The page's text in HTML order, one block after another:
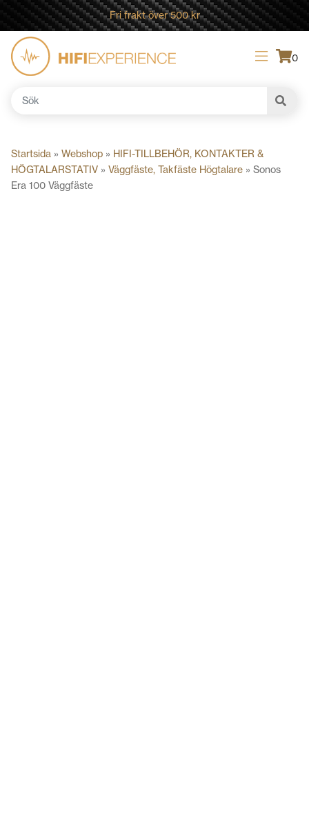
Fri frakt över 500 kr
0
Sök
Startsida » Webshop » HIFI-TILLBEHÖR, KONTAKTER &
HÖGTALARSTATIV » Väggfäste, Takfäste Högtalare » Sonos
Era 100 Väggfäste